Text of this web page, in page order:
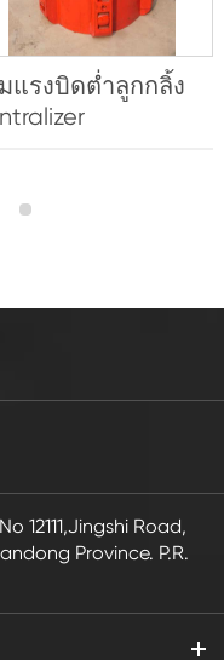
แรงบิดต่ำลูกกลิ้ง
12111,Jingshi Road,
Province. P.R.